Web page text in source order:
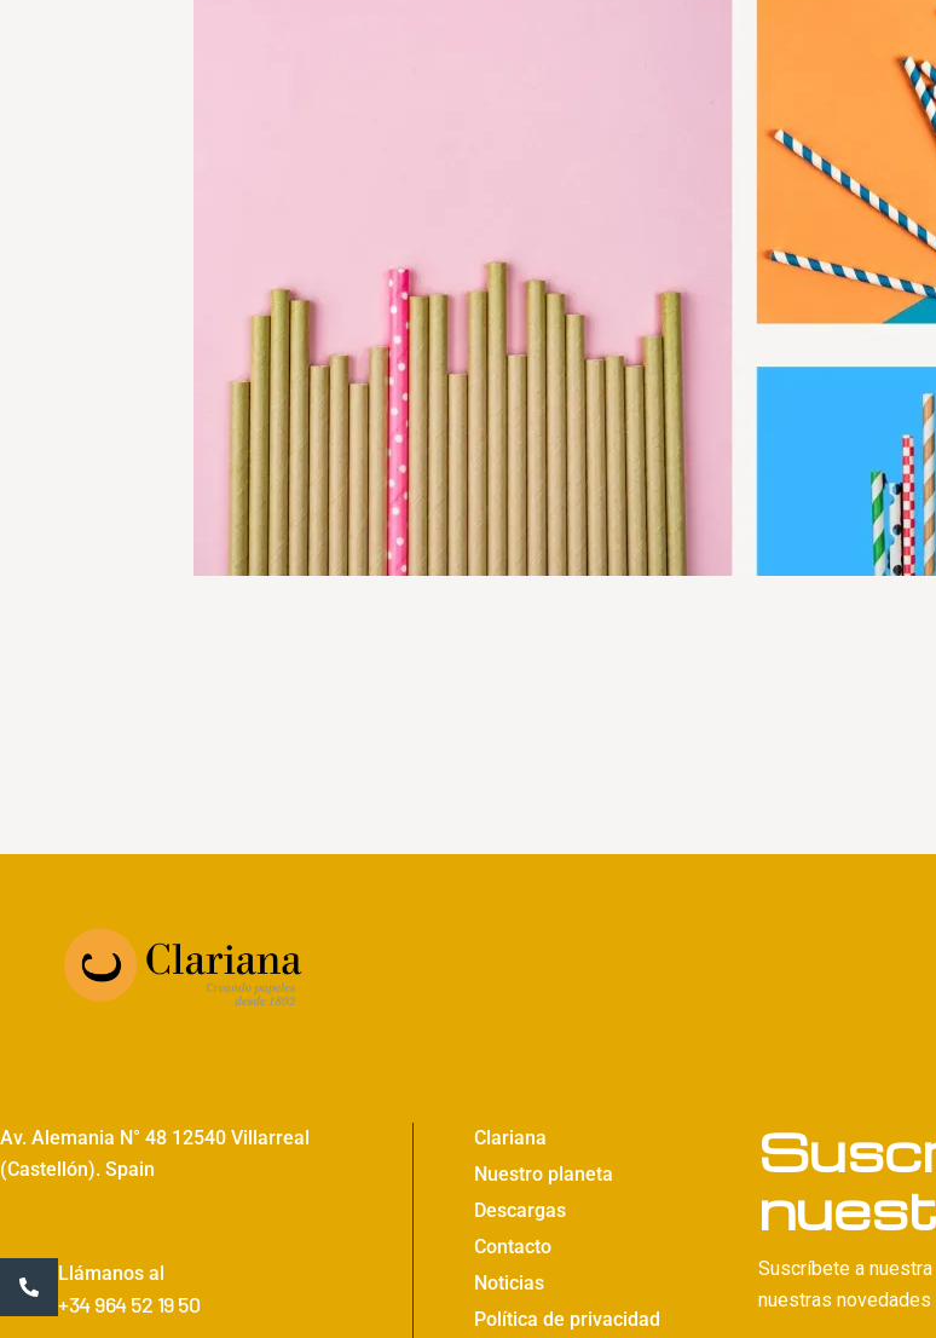
Av. Alemania N° 48 12540 Villarreal
(Castellón). Spain
Llámanos al
+34 964 52 19 50
Clariana
Nuestro planeta
Descargas
Contacto
Noticias
Política de privacidad
Suscríbete a
nuestras novedades